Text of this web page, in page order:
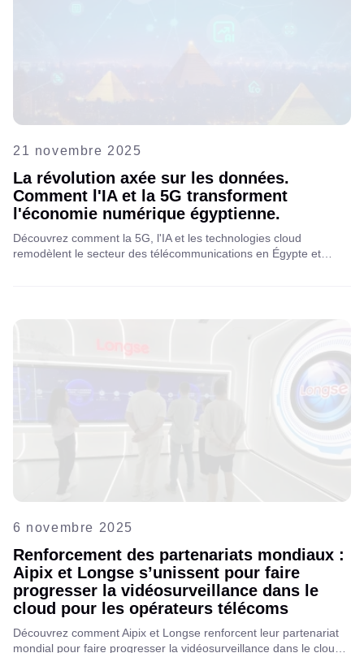
21 novembre 2025
La révolution axée sur les données.
Comment l'IA et la 5G transforment
l'économie numérique égyptienne.
Découvrez comment la 5G, l'IA et les technologies cloud
remodèlent le secteur des télécommunications en Égypte et
6 novembre 2025
Renforcement des partenariats mondiaux :
Aipix et Longse s’unissent pour faire
progresser la vidéosurveillance dans le
cloud pour les opérateurs télécoms
Découvrez comment Aipix et Longse renforcent leur partenariat
mondial pour faire progresser la vidéosurveillance dans le cloud